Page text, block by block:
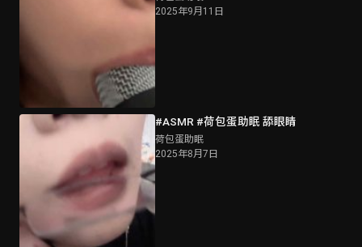
2025年9月11日
#ASMR #荷包蛋助眠 舔眼睛
荷包蛋助眠
2025年8月7日